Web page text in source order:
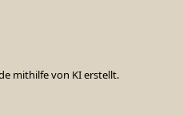
mithilfe von KI erstellt.